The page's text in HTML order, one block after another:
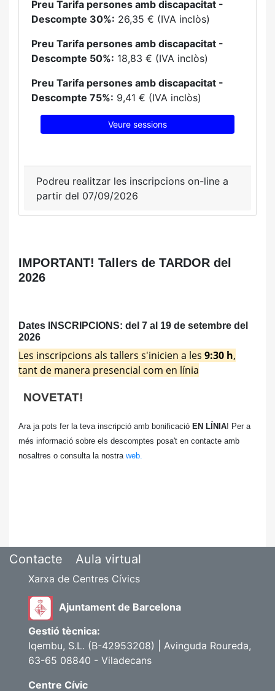
Preu Tarifa persones amb discapacitat -
Descompte 30%: 26,35 € (IVA inclòs)
Preu Tarifa persones amb discapacitat -
Descompte 50%: 18,83 € (IVA inclòs)
Preu Tarifa persones amb discapacitat -
Descompte 75%: 9,41 € (IVA inclòs)
Veure sessions
Podreu realitzar les inscripcions on-line a
partir del 07/09/2026
IMPORTANT! Tallers de TARDOR del
2026
Dates INSCRIPCIONS: del 7 al 19 de setembre del
2026
Les inscripcions als tallers s'inicien a les 9:30 h,
tant de manera presencial com en línia
NOVETAT!
Ara ja pots fer la teva inscripció amb bonificació EN LÍNIA! Per a
més informació sobre els descomptes posa't en contacte amb
nosaltres o consulta la nostra web.
Contacte Aula virtual
Xarxa de Centres Cívics
Ajuntament de Barcelona
Gestió tècnica:
Iqembu, S.L. (B-42953208) | Avinguda Roureda,
63-65 08840 - Viladecans
Centre Cívic